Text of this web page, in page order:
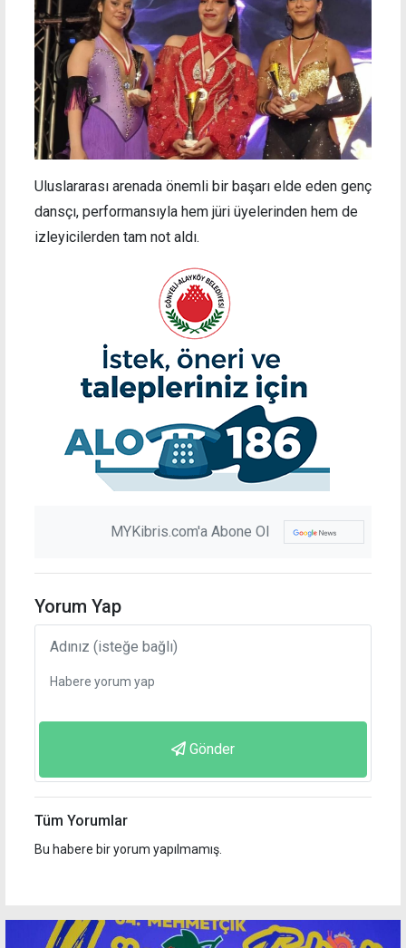
Uluslararası arenada önemli bir başarı elde eden genç
dansçı, performansıyla hem jüri üyelerinden hem de
izleyicilerden tam not aldı.
MYKibris.com'a Abone Ol
Yorum Yap
Gönder
Tüm Yorumlar
Bu habere bir yorum yapılmamış.